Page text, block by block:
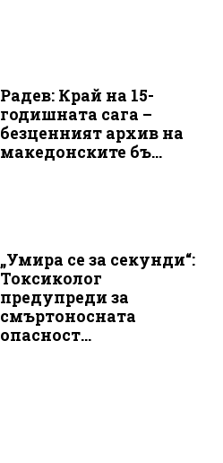
Радев: Край на 15-
годишната сага –
безценният архив на
македонските бъ...
„Умира се за секунди“:
Токсиколог
предупреди за
смъртоносната
опасност...